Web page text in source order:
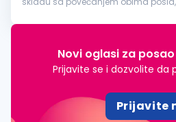
Novi oglasi za
Prijavite se i dozvolite da
Prijavite